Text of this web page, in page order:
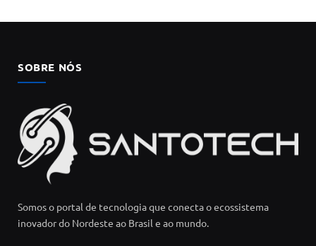
SOBRE NÓS
Somos o portal de tecnologia que conecta o ecossistema
inovador do Nordeste ao Brasil e ao mundo.